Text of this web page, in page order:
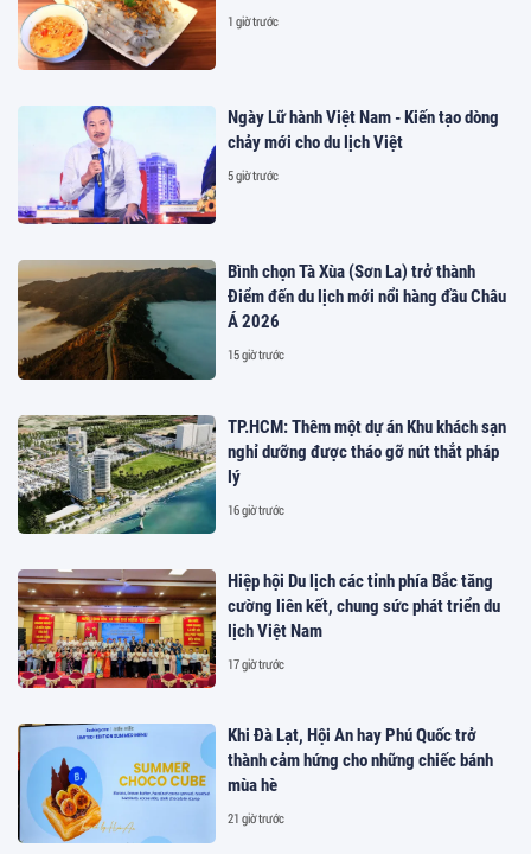
1 giờ trước
Ngày Lữ hành Việt Nam - Kiến tạo dòng
chảy mới cho du lịch Việt
5 giờ trước
Bình chọn Tà Xùa (Sơn La) trở thành
Điểm đến du lịch mới nổi hàng đầu Châu
Á 2026
15 giờ trước
TP.HCM: Thêm một dự án Khu khách sạn
nghỉ dưỡng được tháo gỡ nút thắt pháp
lý
16 giờ trước
Hiệp hội Du lịch các tỉnh phía Bắc tăng
cường liên kết, chung sức phát triển du
lịch Việt Nam
17 giờ trước
Khi Đà Lạt, Hội An hay Phú Quốc trở
thành cảm hứng cho những chiếc bánh
mùa hè
21 giờ trước